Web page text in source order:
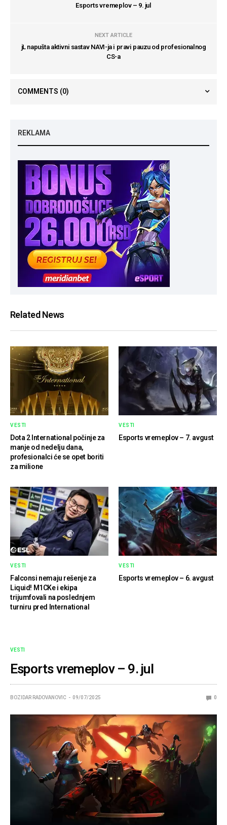
Esports vremeplov – 9. jul
NEXT ARTICLE
jL napušta aktivni sastav NAVI-ja i pravi pauzu od profesionalnog
CS-a
COMMENTS (0)
REKLAMA
Related News
VESTI
Dota 2 International počinje za
manje od nedelju dana,
profesionalci će se opet boriti
za milione
VESTI
Esports vremeplov – 7. avgust
VESTI
Falconsi nemaju rešenje za
Liquid! M1CKe i ekipa
trijumfovali na poslednjem
turniru pred International
VESTI
Esports vremeplov – 6. avgust
VESTI
Esports vremeplov – 9. jul
BOZIDAR RADOVANOVIC 09/07/2025 0